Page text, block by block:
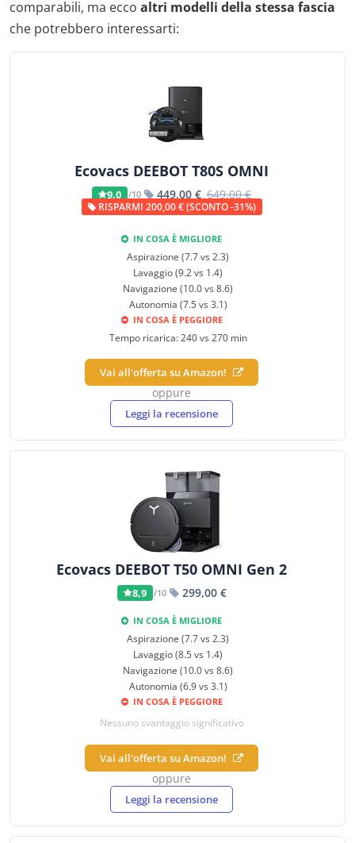
comparabili, ma ecco altri modelli della stessa fascia
che potrebbero interessarti:
Ecovacs DEEBOT T80S OMNI
9,0 /10 449,00 € 649,00 €
RISPARMI 200,00 € (SCONTO -31%)
IN COSA È MIGLIORE
Aspirazione (7.7 vs 2.3)
Lavaggio (9.2 vs 1.4)
Navigazione (10.0 vs 8.6)
Autonomia (7.5 vs 3.1)
IN COSA È PEGGIORE
Tempo ricarica: 240 vs 270 min
Vai all'offerta su Amazon!
oppure
Leggi la recensione
Ecovacs DEEBOT T50 OMNI Gen 2
8,9 /10 299,00 €
IN COSA È MIGLIORE
Aspirazione (7.7 vs 2.3)
Lavaggio (8.5 vs 1.4)
Navigazione (10.0 vs 8.6)
Autonomia (6.9 vs 3.1)
IN COSA È PEGGIORE
Nessuno svantaggio significativo
Vai all'offerta su Amazon!
oppure
Leggi la recensione